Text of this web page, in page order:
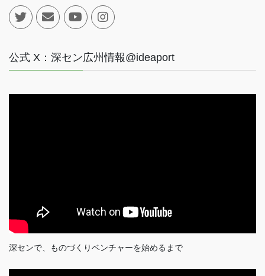
公式 X：深セン広州情報@ideaport
深センで、ものづくりベンチャーを始めるまで